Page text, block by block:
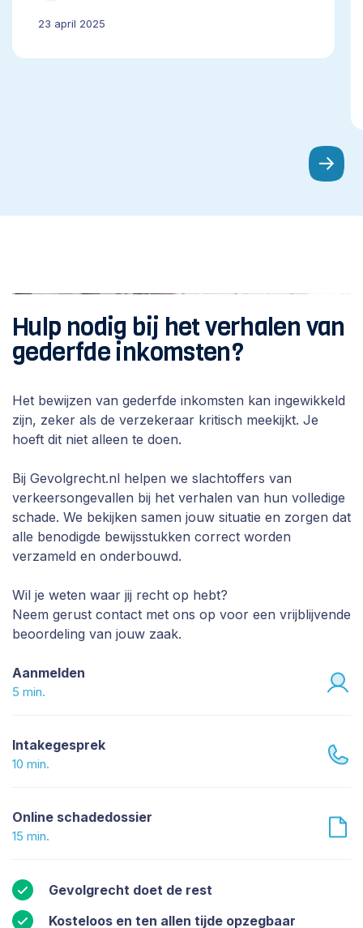
23 april 2025
Hulp nodig bij het verhalen van
gederfde inkomsten?
Het bewijzen van gederfde inkomsten kan ingewikkeld
zijn, zeker als de verzekeraar kritisch meekijkt. Je
hoeft dit niet alleen te doen.
Bij Gevolgrecht.nl helpen we slachtoffers van
verkeersongevallen bij het verhalen van hun volledige
schade. We bekijken samen jouw situatie en zorgen dat
alle benodigde bewijsstukken correct worden
verzameld en onderbouwd.
Wil je weten waar jij recht op hebt?
Neem gerust contact met ons op voor een vrijblijvende
beoordeling van jouw zaak.
Aanmelden
5 min.
Intakegesprek
10 min.
Online schadedossier
15 min.
Gevolgrecht doet de rest
Kosteloos en ten allen tijde opzegbaar